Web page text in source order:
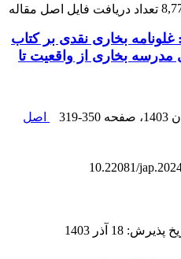
تعداد دریافت فایل اصل مقاله
طومار(7) نردبان شکسته 2: غلونامه بخاری نقدی بر کتاب
مدرسه بخاری از واقعیت تا
، صفحه 319-350
اصل
10.22081/
پذیرش: 18 آذر 1403